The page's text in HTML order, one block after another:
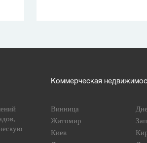
Коммерческая
Винница
Житомир
Киев